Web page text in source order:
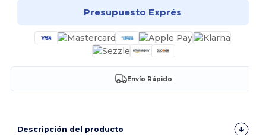
Presupuesto Exprés
Envío Rápido
Descripción del producto